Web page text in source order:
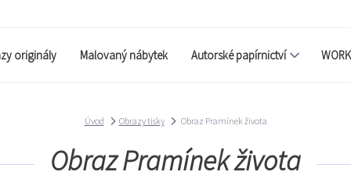
originály Malovaný nábytek Autorské papírnictví
Úvod Obrazy tisky Obraz Pramínek života
Obraz Pramínek života